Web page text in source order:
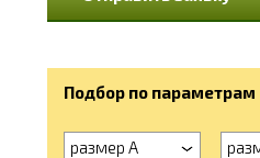
Подбор по параметрам
размер А